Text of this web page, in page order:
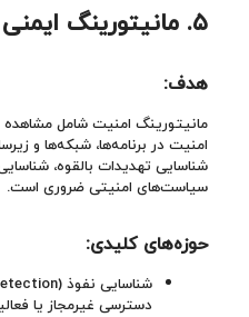
۵. مانیتورینگ ایمنی
هدف:
مانیتورینگ امنیت شامل مشاهده
امنیت در برنامه‌ها، شبکه‌ها و
شناسایی تهدیدات بالقوه،
سیاست‌های امنیتی ضروری است.
حوزه‌های کلیدی:
دسترسی غیرمجاز یا